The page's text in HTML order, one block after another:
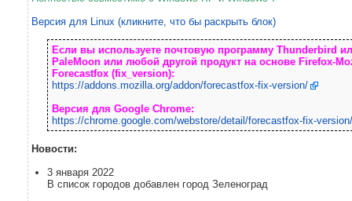
Версия для Linux (кликните, что бы раскрыть блок)
Если вы используете почтовую программу Thunderbird
PaleMoon или любой другой продукт на основе Firefox-
Forecastfox (fix_version):
https://addons.mozilla.org/addon/forecastfox-fix-version/
Версия для Google Chrome:
https://chrome.google.com/webstore/detail/forecastfox-fix-
Новости:
3 января 2022
В список городов добавлен город Зеленоград